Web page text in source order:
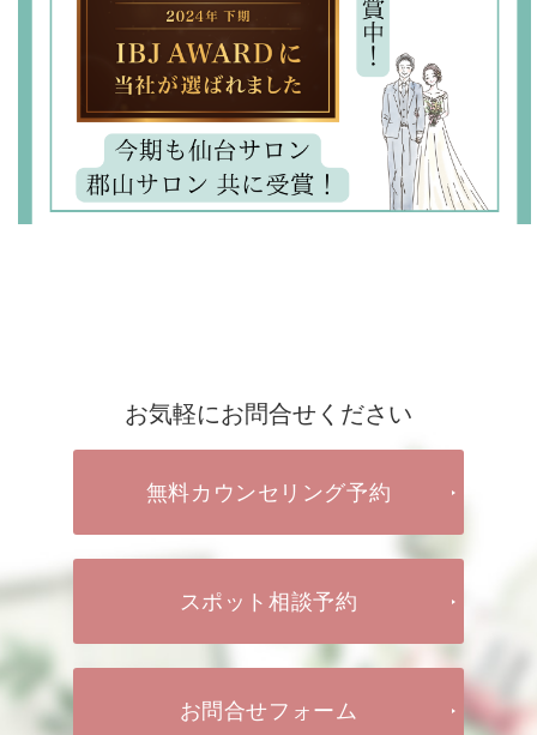
お気軽にお問合せください
無料カウンセリング予約
スポット相談予約
お問合せフォーム